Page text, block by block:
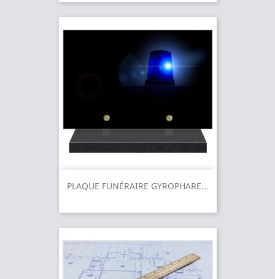
PLAQUE FUNÉRAIRE GYROPHARE...